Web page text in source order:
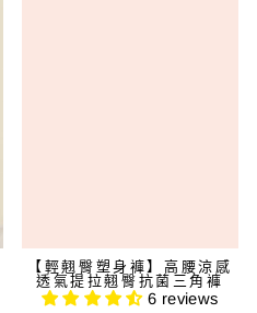
【輕翹臀塑身褲】高腰涼感
透氣提拉翹臀抗菌三角褲
6 reviews